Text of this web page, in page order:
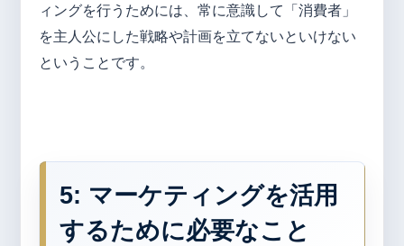
ィングを行うためには、常に意識して「消費者」
を主人公にした戦略や計画を立てないといけない
ということです。
5: マーケティングを活用
するために必要なこと